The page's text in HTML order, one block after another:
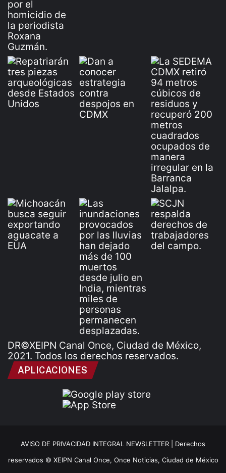
DR©XEIPN Canal Once, Ciudad de México,
2021. Todos los derechos reservados.
APLICACIONES
AVISO DE PRIVACIDAD INTEGRAL NEWSLETTER | Derechos
reservados © XEIPN Canal Once, Once Noticias, Ciudad de México